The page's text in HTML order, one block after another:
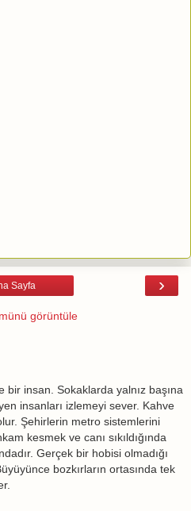
›
Sayfa
görüntüle
bir insan. Sokaklarda yalnız başına
insanları izlemeyi sever. Kahve
Şehirlerin metro sistemlerini
kesmek ve canı sıkıldığında
Gerçek bir hobisi olmadığı
bozkırların ortasında tek